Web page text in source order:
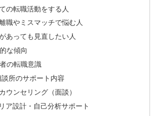
の転職活動をする人
職やミスマッチで悩む人
あっても見直したい人
な傾向
の転職意識
所のサポート内容
ウンセリング（面談）
ア設計・自己分析サポート